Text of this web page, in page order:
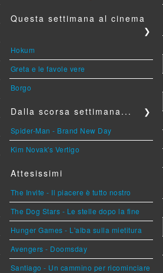
Questa settimana al cinema
❯
Hokum
Greta e le favole vere
Borgo
Dalla scorsa settimana... ❯
Spider-Man - Brand New Day
Kim Novak's Vertigo
Attesissimi
The Invite - Il piacere è tutto nostro
The Dog Stars - Le stelle dopo la fine
Hunger Games - L'alba sulla mietitura
Avengers - Doomsday
Santiago - Un cammino per ricominciare